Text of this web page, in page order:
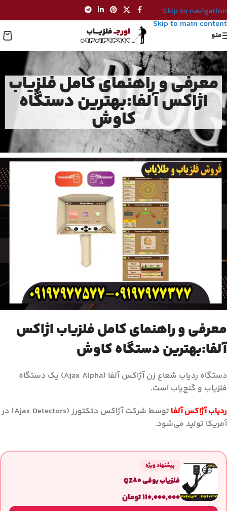
Skip to navigation
Skip to main content
منو
معرفی و راهنمای کامل فلزیاب
اژاکس آلفا:بهترین دستگاه
کاوش
معرفی و راهنمای کامل فلزیاب اژاکس
آلفا:بهترین دستگاه کاوش
دستگاه ردیاب شعاع زن آژاکس آلفا (Ajax Alpha) یک دستگاه
فلزیاب و گنج‌یاب است.
ردیاب آژاکس آلفا
توسط شرکت آژاکس دتکتورز (Ajax Detectors) در
آمریکا تولید می‌شود.
پیشنهاد ویژه
فلزیاب بوقی QZ80
۱۱۰,۰۰۰,۰۰۰تومان